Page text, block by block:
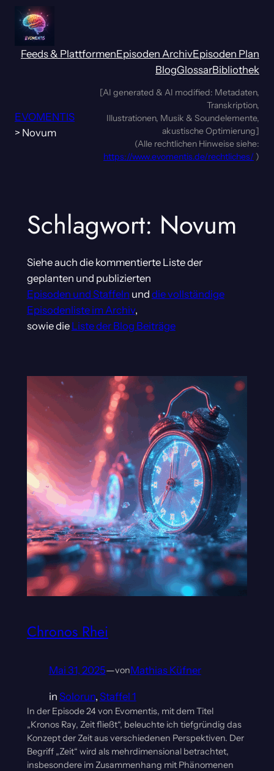
Zum
Inhalt
springen
Feeds & PlattformenEpisoden ArchivEpisoden Plan
BlogGlossarBibliothek
EVOMENTIS
> Novum
[AI generated & AI modified: Metadaten,
Transkription,
Illustrationen, Musik & Soundelemente,
akustische Optimierung]
(Alle rechtlichen Hinweise siehe:
https://www.evomentis.de/rechtliches/ )
Schlagwort: Novum
Siehe auch die kommentierte Liste der
geplanten und publizierten
Episoden und Staffeln und die vollständige
Episodenliste im Archiv,
sowie die Liste der Blog Beiträge
Chronos Rhei
Mai 31, 2025—vonMathias Küfner
in Solorun, Staffel 1
In der Episode 24 von Evomentis, mit dem Titel
„Kronos Ray, Zeit fließt“, beleuchte ich tiefgründig das
Konzept der Zeit aus verschiedenen Perspektiven. Der
Begriff „Zeit“ wird als mehrdimensional betrachtet,
insbesondere im Zusammenhang mit Phänomenen